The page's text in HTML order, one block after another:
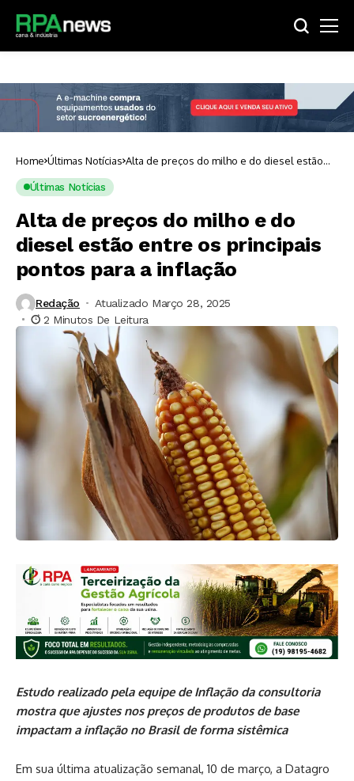
Home Últimas Notícias Alta de preços do milho e do diesel estão
entre os principais pontos para a inflação
Últimas Notícias
Alta de preços do milho e do
diesel estão entre os principais
pontos para a inflação
Redação
Atualizado Março 28, 2025
2 Minutos De Leitura
Estudo realizado pela equipe de Inflação da consultoria
mostra que ajustes nos preços de produtos de base
impactam a inflação no Brasil de forma sistêmica
Em sua última atualização semanal, 10 de março, a Datagro